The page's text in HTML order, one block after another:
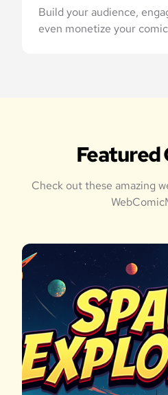
Build your audience,
even monetize your
Featured
Check out these amazing